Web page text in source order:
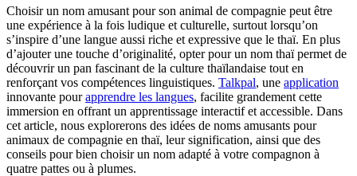
Choisir un nom amusant pour son animal de compagnie peut être
une expérience à la fois ludique et culturelle, surtout lorsqu’on
s’inspire d’une langue aussi riche et expressive que le thaï. En plus
d’ajouter une touche d’originalité, opter pour un nom thaï permet de
découvrir un pan fascinant de la culture thaïlandaise tout en
renforçant vos compétences linguistiques. Talkpal, une application
innovante pourapprendre les langues, facilite grandement cette
immersion en offrant un apprentissage interactif et accessible. Dans
cet article, nous explorerons des idées de noms amusants pour
animaux de compagnie en thaï, leur signification, ainsi que des
conseils pour bien choisir un nom adapté à votre compagnon à
quatre pattes ou à plumes.